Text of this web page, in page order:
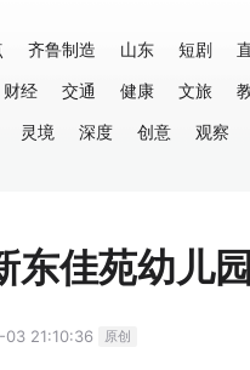
齐鲁制造 山东 短剧
财经 交通 健康 文旅
灵境 深度 创意 观察
东佳苑幼儿
21:10:36 原创